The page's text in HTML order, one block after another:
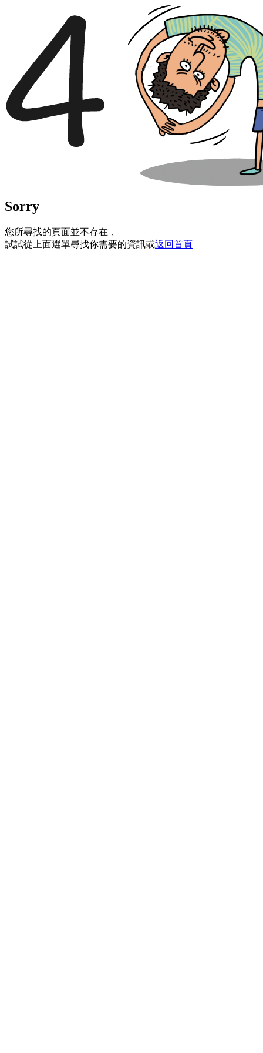
Sorry
您所尋找的頁面並不存在，
試試從上面選單尋找你需要的資訊或返回首頁